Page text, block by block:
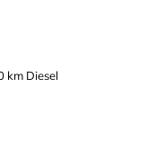
km Diesel